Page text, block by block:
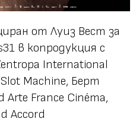
от Луиз Вест за
в копродукция с
International
Machine, Берт
Arte France Cinéma,
Accord